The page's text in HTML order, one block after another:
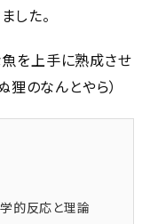
した。
を上手に熟成させ
狸のなんとやら）
的反応と理論